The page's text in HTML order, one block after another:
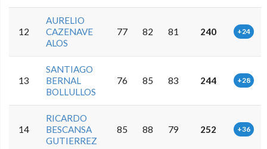
12
AURELIO
CAZENAVE
ALOS
77 82 81 240 +24
13
SANTIAGO
BERNAL
BOLLULLOS
76 85 83 244 +28
14
RICARDO
BESCANSA
GUTIERREZ
85 88 79 252 +36